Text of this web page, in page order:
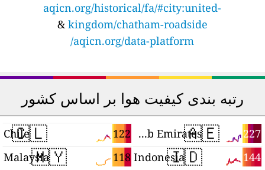
aqicn.org/historical/fa/#city:united-
kingdom/chatham-roadside
&
aqicn.org/data-platform/
رتبه بندی کیفیت هوا بر اساس کشور
🇦🇪 227
United Arab Emirates
🇮🇩 144
Indonesia
🇨🇱 122
Chile
🇲🇾 118
Malaysia